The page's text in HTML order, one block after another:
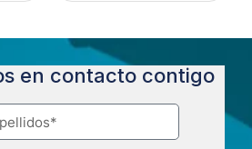
en contacto contigo